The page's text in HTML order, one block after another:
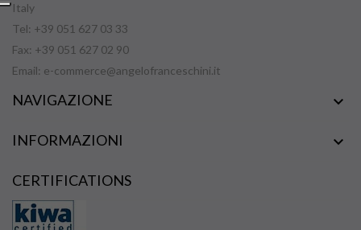
Italy
Tel: +39 051 627 03 33
Fax: +39 051 627 02 90
Email: e-commerce@angelofranceschini.it
NAVIGAZIONE 
INFORMAZIONI 
CERTIFICATIONS